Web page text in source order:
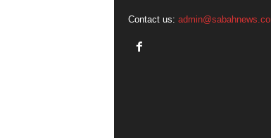
Contact us: